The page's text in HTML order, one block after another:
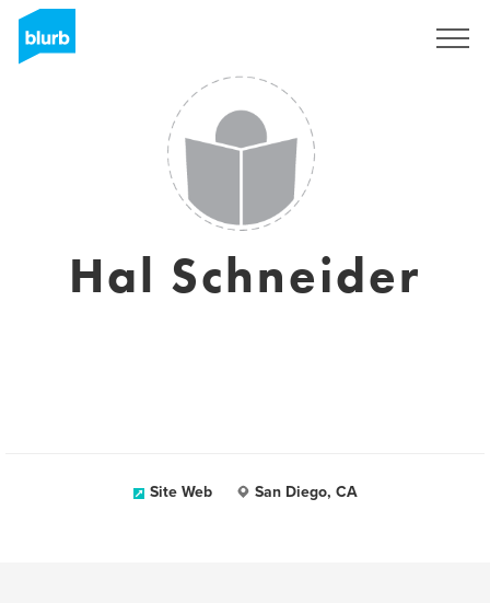
Hal Schneider
Site Web San Diego, CA